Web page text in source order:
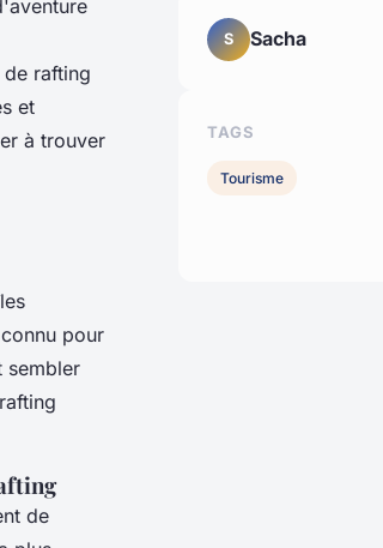
rafting
et
à trouver
pour
sembler
de
S Sacha
TAGS
Tourisme